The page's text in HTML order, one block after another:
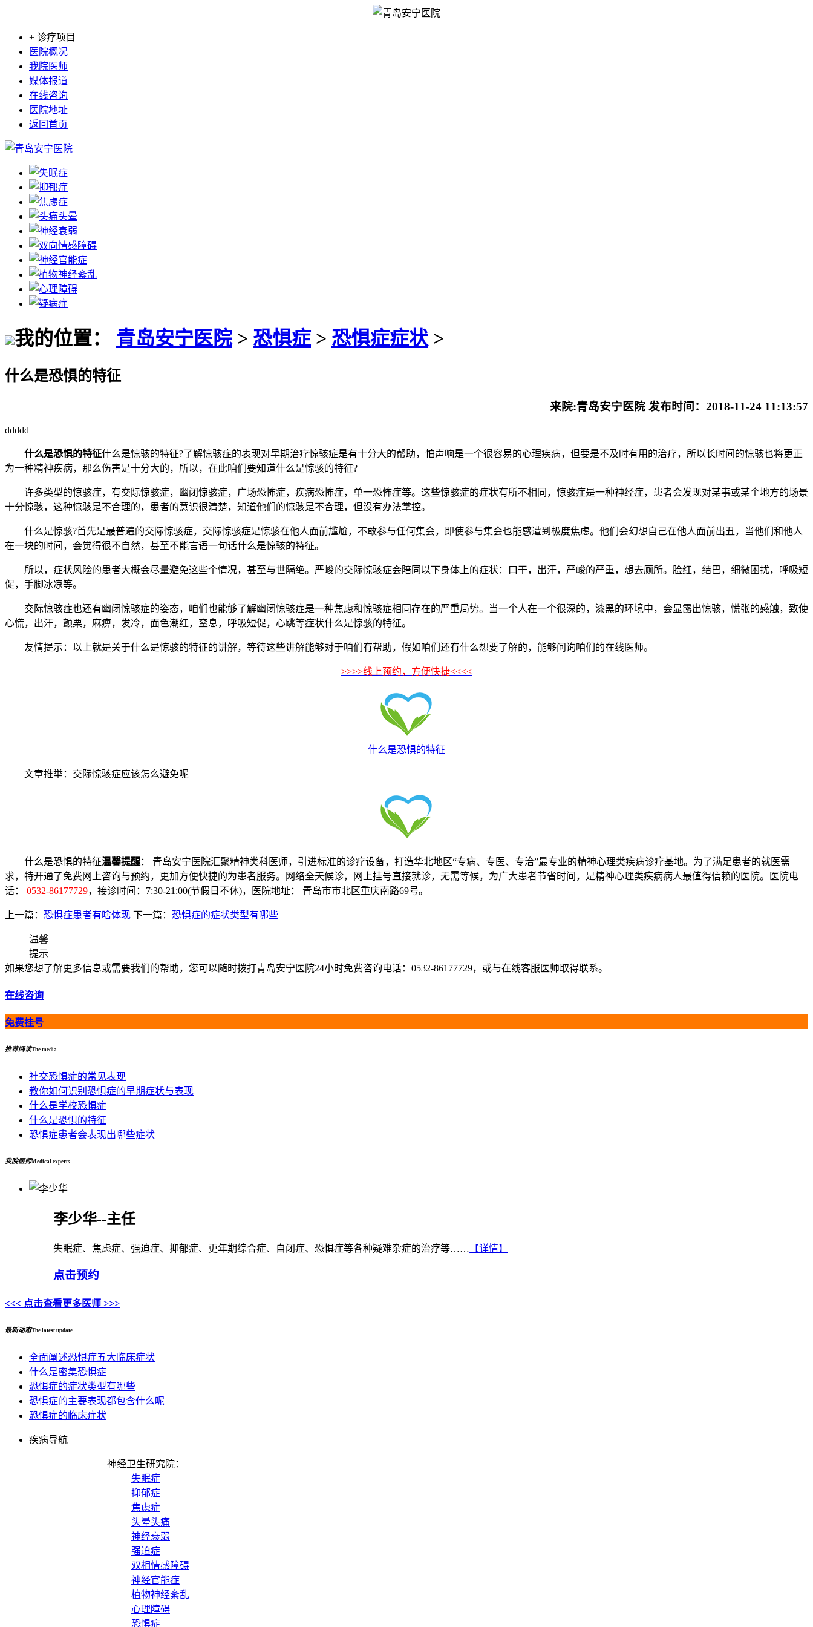
+ 诊疗项目
医院概况
我院医师
媒体报道
在线咨询
医院地址
返回首页
我的位置： 青岛安宁医院> 恐惧症 > 恐惧症症状>
什么是恐惧的特征
来院:青岛安宁医院 发布时间：2018-11-24 11:13:57
ddddd
什么是恐惧的特征什么是惊骇的特征?了解惊骇症的表现对早期治疗惊骇症是有十分大的帮助，怕声响是一个很容易的心理疾病，但要是不及时有用的治疗，所以长时间的惊骇也将更正
为一种精神疾病，那么伤害是十分大的，所以，在此咱们要知道什么是惊骇的特征?
许多类型的惊骇症，有交际惊骇症，幽闭惊骇症，广场恐怖症，疾病恐怖症，单一恐怖症等。这些惊骇症的症状有所不相同，惊骇症是一种神经症，患者会发现对某事或某个地方的场景
十分惊骇，这种惊骇是不合理的，患者的意识很清楚，知道他们的惊骇是不合理，但没有办法掌控。
什么是惊骇?首先是最普遍的交际惊骇症，交际惊骇症是惊骇在他人面前尴尬，不敢参与任何集会，即使参与集会也能感遭到极度焦虑。他们会幻想自己在他人面前出丑，当他们和他人
在一块的时间，会觉得很不自然，甚至不能言语一句话什么是惊骇的特征。
所以，症状风险的患者大概会尽量避免这些个情况，甚至与世隔绝。严峻的交际惊骇症会陪同以下身体上的症状：口干，出汗，严峻的严重，想去厕所。脸红，结巴，细微困扰，呼吸短
促，手脚冰凉等。
交际惊骇症也还有幽闭惊骇症的姿态，咱们也能够了解幽闭惊骇症是一种焦虑和惊骇症相同存在的严重局势。当一个人在一个很深的，漆黑的环境中，会显露出惊骇，慌张的感触，致使
心慌，出汗，颤栗，麻痹，发冷，面色潮红，窒息，呼吸短促，心跳等症状什么是惊骇的特征。
友情提示：以上就是关于什么是惊骇的特征的讲解，等待这些讲解能够对于咱们有帮助，假如咱们还有什么想要了解的，能够问询咱们的在线医师。
>>>>线上预约，方便快捷<<<<
什么是恐惧的特征
文章推举：交际惊骇症应该怎么避免呢
什么是恐惧的特征温馨提醒： 青岛安宁医院汇聚精神类科医师，引进标准的诊疗设备，打造华北地区“专病、专医、专治”最专业的精神心理类疾病诊疗基地。为了满足患者的就医需
求，特开通了免费网上咨询与预约，更加方便快捷的为患者服务。网络全天候诊，网上挂号直接就诊，无需等候，为广大患者节省时间，是精神心理类疾病病人最值得信赖的医院。医院电
话： 0532-86177729，接诊时间：7:30-21:00(节假日不休)，医院地址： 青岛市市北区重庆南路69号。
上一篇： 恐惧症患者有啥体现 下一篇： 恐惧症的症状类型有哪些
温馨
提示
如果您想了解更多信息或需要我们的帮助，您可以随时拨打青岛安宁医院24小时免费咨询电话：0532-86177729，或与在线客服医师取得联系。
在线咨询
免费挂号
推荐阅读The media
社交恐惧症的常见表现
教你如何识别恐惧症的早期症状与表现
什么是学校恐惧症
什么是恐惧的特征
恐惧症患者会表现出哪些症状
我院医师Medical experts
李少华--主任
失眠症、焦虑症、强迫症、抑郁症、更年期综合症、自闭症、恐惧症等各种疑难杂症的治疗等…… 【详情】
点击预约
<<< 点击查看更多医师 >>>
最新动态The latest update
全面阐述恐惧症五大临床症状
什么是密集恐惧症
恐惧症的症状类型有哪些
恐惧症的主要表现都包含什么呢
恐惧症的临床症状
疾病导航
神经卫生研究院：
失眠症
抑郁症
焦虑症
头晕头痛
神经衰弱
强迫症
双相情感障碍
神经官能症
植物神经紊乱
心理障碍
恐惧症